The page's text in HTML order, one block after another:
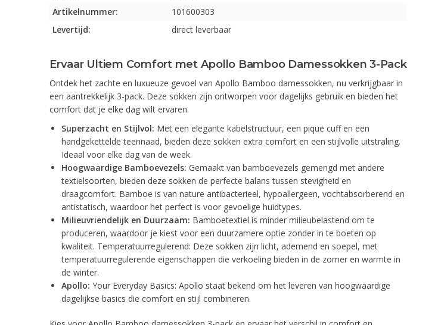
Artikelnummer:
101600303
Levertijd:
direct leverbaar
Ervaar Ultiem Comfort met Apollo Bamboo Damessokken 3-Pack
Ontdek het zachte en luxueuze gevoel van Apollo Bamboo damessokken, nu verkrijgbaar in
een aantrekkelijk 3-pack. Deze sokken zijn ontworpen voor dagelijks gebruik en bieden het
comfort dat je elke dag wilt ervaren.
Superzacht en Stijlvol: Met een elegante kabelstructuur, een pique cuff en een
handgekettelde teennaad, bieden deze sokken extra comfort en een stijlvolle uitstraling.
Ideaal voor elke dag van de week.
Hoogwaardige Bamboevezels: Gemaakt van bamboevezels gemengd met andere
textielsoorten, bieden deze sokken de perfecte balans tussen stevigheid en
draagcomfort. Bamboe is van nature antibacterieel, hypoallergeen, vochtabsorberend en
antistatisch, waardoor het perfect is voor gevoelige huidtypes.
Milieuvriendelijk en Duurzaam: Bamboetextiel is minder milieubelastend om te
produceren, waardoor je kiest voor een duurzamere optie zonder in te boeten op
kwaliteit. Temperatuurregulerend: Deze sokken zijn licht, ademend en soepel, met
temperatuurregulerende eigenschappen die verkoeling bieden in de zomer en warmte in
de winter.
Apollo: Your Everyday Basics: Apollo staat bekend om het leveren van hoogwaardige
dagelijkse basics die comfort en stijl combineren.